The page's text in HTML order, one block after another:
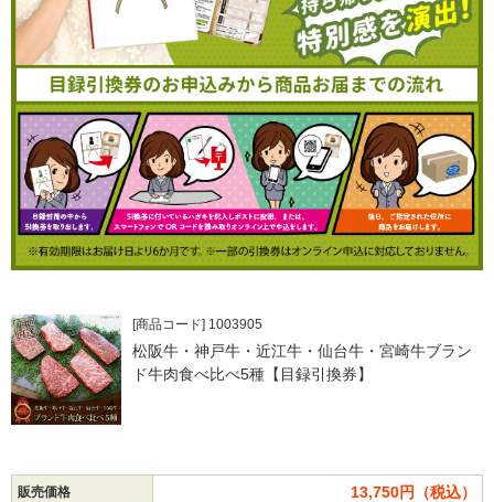
[商品コード] 1003905
松阪牛・神戸牛・近江牛・仙台牛・宮崎牛ブラン
ド牛肉食べ比べ5種【目録引換券】
販売価格 13,750円（税込）